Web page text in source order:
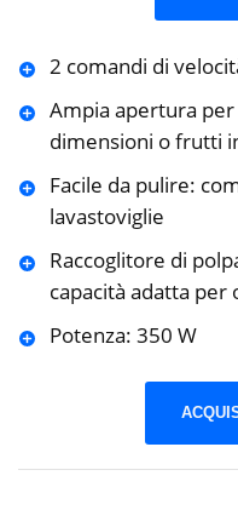
2 comandi di
Ampia apertura
dimensioni o frutti
Facile da pulire:
lavastoviglie
Raccoglitore di
capacità adatta per
Potenza: 350 W